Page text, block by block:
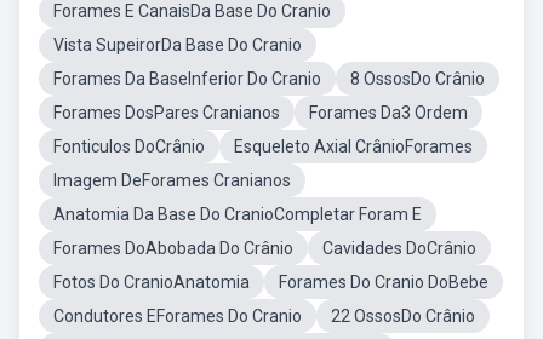
Forames E CanaisDa Base Do Cranio
Vista SupeirorDa Base Do Cranio
Forames Da BaseInferior Do Cranio
8 OssosDo Crânio
Forames DosPares Cranianos
Forames Da3 Ordem
Fonticulos DoCrânio
Esqueleto Axial CrânioForames
Imagem DeForames Cranianos
Anatomia Da Base Do CranioCompletar Foram E
Forames DoAbobada Do Crânio
Cavidades DoCrânio
Fotos Do CranioAnatomia
Forames Do Cranio DoBebe
Condutores EForames Do Cranio
22 OssosDo Crânio